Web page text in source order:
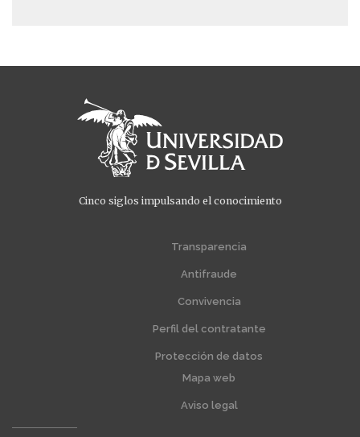
Cinco siglos impulsando el conocimiento
Transparencia
Antifraude
Convivencia
Perfil del contratante
Protección de datos
Mapa web
Aviso legal